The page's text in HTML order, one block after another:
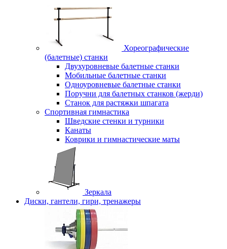
Хореографические
(балетные) станки
Двухуровневые балетные станки
Мобильные балетные станки
Одноуровневые балетные станки
Поручни для балетных станков (жерди)
Станок для растяжки шпагата
Спортивная гимнастика
Шведские стенки и турники
Канаты
Коврики и гимнастические маты
Зеркала
Диски, гантели, гири, тренажеры